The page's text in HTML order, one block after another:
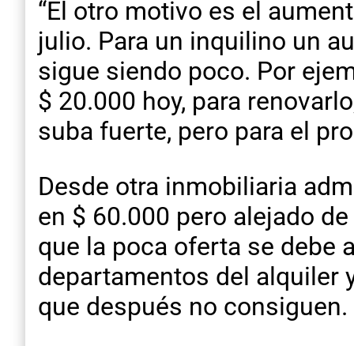
“El otro motivo es el
julio. Para un inquilino un
sigue siendo poco. Por
$ 20.000 hoy, para
suba fuerte, pero para el
Desde otra inmobiliaria
en $ 60.000 pero alejado
que la poca oferta se debe
departamentos del alquiler
que después no consiguen.